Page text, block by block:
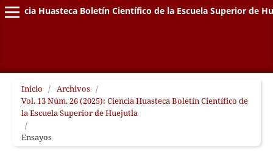
Ciencia Huasteca Boletín Científico de la Escuela Superior de
Inicio / Archivos /
Vol. 13 Núm. 26 (2025): Ciencia Huasteca Boletín Científico de
la Escuela Superior de Huejutla
/
Ensayos